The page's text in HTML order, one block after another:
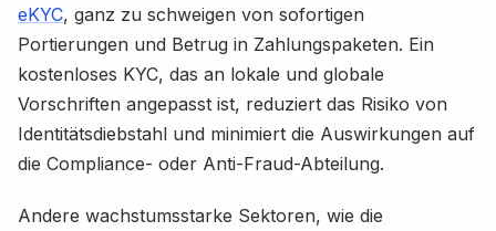
eKYC, ganz zu schweigen von sofortigen
Portierungen und Betrug in Zahlungspaketen. Ein
kostenloses KYC, das an lokale und globale
Vorschriften angepasst ist, reduziert das Risiko von
Identitätsdiebstahl und minimiert die Auswirkungen auf
die Compliance- oder Anti-Fraud-Abteilung.
Andere wachstumsstarke Sektoren, wie die